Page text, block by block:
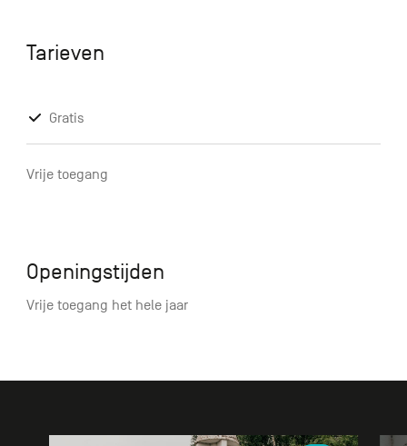
Tarieven
Gratis
Vrije toegang
Openingstijden
Vrije toegang het hele jaar